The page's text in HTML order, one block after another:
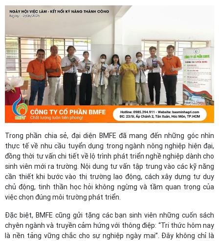
Trong phần chia sẻ, đại diện BMFE đã mang đến những góc nhìn
thực tế về nhu cầu tuyển dụng trong ngành nông nghiệp hiện đại,
đồng thời tư vấn chi tiết về lộ trình phát triển nghề nghiệp dành cho
sinh viên mới ra trường. Nội dung tư vấn tập trung vào các kỹ năng
cần thiết khi bước vào thị trường lao động, cách xây dựng tư duy
chủ động, tinh thần học hỏi không ngừng và tầm quan trọng của
việc chọn đúng môi trường phát triển.
Đặc biệt, BMFE cũng gửi tặng các bạn sinh viên những cuốn sách
chyên ngành và truyền cảm hứng với thông điệp: “Tri thức hôm nay
là nền tảng vững chắc cho sự nghiệp ngày mai”. Đây không chỉ là